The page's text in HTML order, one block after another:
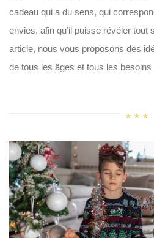
cadeau qui a du sens, qui
envies, afin qu’il puisse révéler tout
article, nous vous proposons des
de tous les âges et tous les besoins